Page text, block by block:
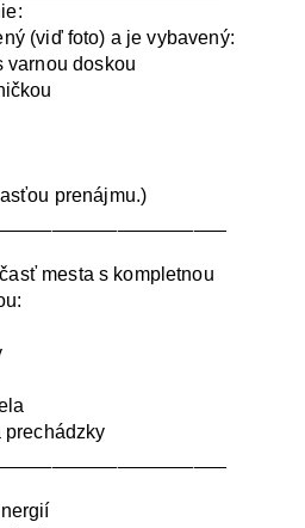
(viď foto) a je vybavený:
prenájmu.)
mesta s kompletnou